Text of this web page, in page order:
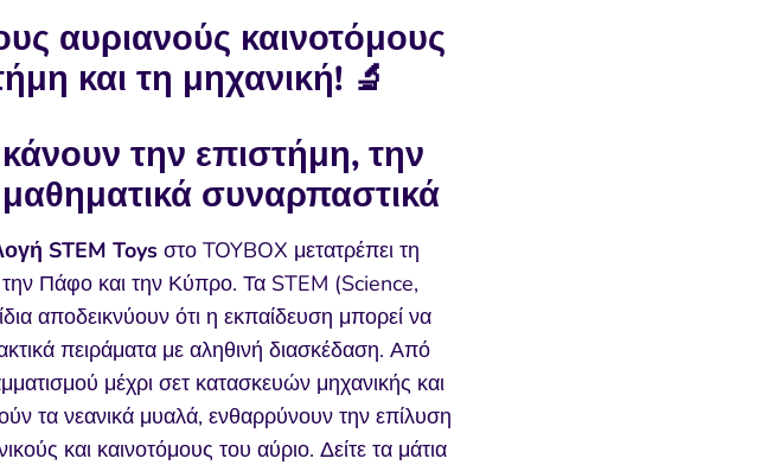
αυριανούς καινοτόμους
και τη μηχανική! 🔬
την επιστήμη, την
συναρπαστικά
STEM Toysστο TOYBOX μετατρέπει τη
Πάφο και την Κύπρο. Τα STEM (Science,
αποδεικνύουν ότι η εκπαίδευση μπορεί να
πειράματα με αληθινή διασκέδαση. Από
μέχρι σετ κατασκευών μηχανικής και
τα νεανικά μυαλά, ενθαρρύνουν την επίλυση
και καινοτόμους του αύριο. Δείτε τα μάτια